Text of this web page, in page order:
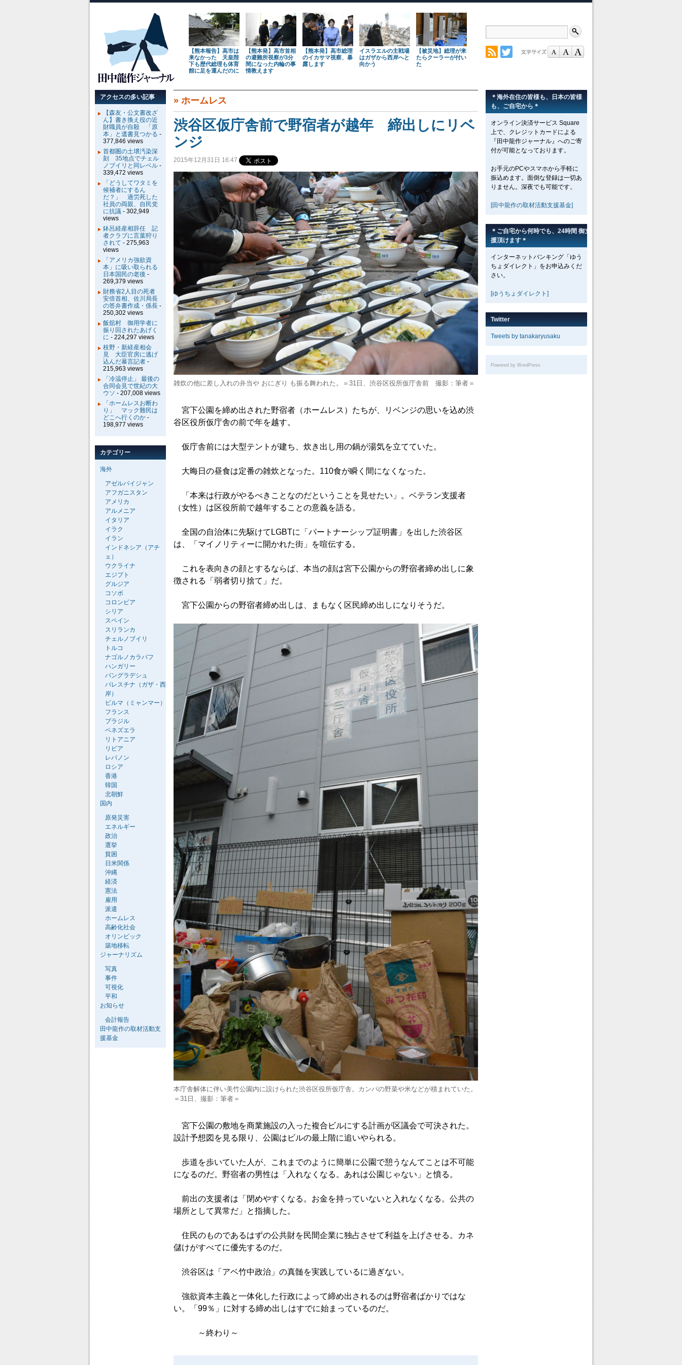
【熊本報告】高市は
来なかった 天皇陛
下も歴代総理も体育
館に足を運んだのに
【熊本発】高市首相
の避難所視察が3分
間になった内輪の事
情教えます
【熊本発】高市総理
のイカサマ視察、暴
露します
イスラエルの主戦場
はガザから西岸へと
向かう
【被災地】総理が来
たらクーラーが付い
た
» ホームレス
渋谷区仮庁舎前で野宿者が越年 締出しにリベ
ンジ
2015年12月31日 16:47
雑炊の他に差し入れの弁当や おにぎり も振る舞われた。＝31日、渋谷区役所仮庁舎前 撮影：筆者＝
宮下公園を締め出された野宿者（ホームレス）たちが、リベンジの思いを込め渋
谷区役所仮庁舎の前で年を越す。
仮庁舎前には大型テントが建ち、炊き出し用の鍋が湯気を立てていた。
大晦日の昼食は定番の雑炊となった。110食が瞬く間になくなった。
「本来は行政がやるべきことなのだということを見せたい」。ベテラン支援者
（女性）は区役所前で越年することの意義を語る。
全国の自治体に先駆けてLGBTに「パートナーシップ証明書」を出した渋谷区
は、「マイノリティーに開かれた街」を喧伝する。
これを表向きの顔とするならば、本当の顔は宮下公園からの野宿者締め出しに象
徴される「弱者切り捨て」だ。
宮下公園からの野宿者締め出しは、まもなく区民締め出しになりそうだ。
本庁舎解体に伴い美竹公園内に設けられた渋谷区役所仮庁舎。カンパの野菜や米などが積まれていた。
＝31日、撮影：筆者＝
宮下公園の敷地を商業施設の入った複合ビルにする計画が区議会で可決された。
設計予想図を見る限り、公園はビルの最上階に追いやられる。
歩道を歩いていた人が、これまでのように簡単に公園で憩うなんてことは不可能
になるのだ。野宿者の男性は「入れなくなる。あれは公園じゃない」と憤る。
前出の支援者は「閉めやすくなる。お金を持っていないと入れなくなる。公共の
場所として異常だ」と指摘した。
住民のものであるはずの公共財を民間企業に独占させて利益を上げさせる。カネ
儲けがすべてに優先するのだ。
渋谷区は「アベ竹中政治」の真髄を実践しているに過ぎない。
強欲資本主義と一体化した行政によって締め出されるのは野宿者ばかりではな
い。「99％」に対する締め出しはすでに始まっているのだ。
～終わり～
＊海外在住の皆様も、日本の皆様
も、ご自宅から＊
オンライン決済サービス Square
上で、クレジットカードによる
『田中龍作ジャーナル』へのご寄
付が可能となっております。
お手元のPCやスマホから手軽に
振込めます。面倒な登録は一切あ
りません。深夜でも可能です。
[田中龍作の取材活動支援基金]
＊ご自宅から何時でも、24時間 御支
援頂けます＊
インターネットバンキング「ゆう
ちょダイレクト」をお申込みくだ
さい。
[ゆうちょダイレクト]
Twitter
Tweets by tanakaryusaku
Powered by WordPress
アクセスの多い記事
【森友・公文書改ざ
ん】書き換え役の近
財職員が自殺 「原
本」と遺書見つかる -
377,846 views
首都圏の土壌汚染深
刻 35地点でチェル
ノブイリと同レベル -
339,472 views
「どうしてワタミを
候補者にするん
だ？」 過労死した
社員の両親、自民党
に抗議 - 302,949
views
鉢呂経産相辞任 記
者クラブに言葉狩り
されて - 275,963
views
「アメリカ強欲資
本」に吸い取られる
日本国民の老後 -
269,379 views
財務省2人目の死者
安倍首相、佐川局長
の答弁書作成・係長 -
250,302 views
飯舘村 御用学者に
振り回されたあげく
に - 224,297 views
枝野・新経産相会
見 大臣官房に逃げ
込んだ暴言記者 -
215,963 views
「冷温停止」 最後の
合同会見で世紀の大
ウソ - 207,008 views
「ホームレスお断わ
り」 マック難民は
どこへ行くのか -
198,977 views
カテゴリー
海外
アゼルバイジャン
アフガニスタン
アメリカ
アルメニア
イタリア
イラク
イラン
インドネシア（アチ
ェ）
ウクライナ
エジプト
グルジア
コソボ
コロンビア
シリア
スペイン
スリランカ
チェルノブイリ
トルコ
ナゴルノカラバフ
ハンガリー
バングラデシュ
パレスチナ（ガザ・西
岸）
ビルマ（ミャンマー）
フランス
ブラジル
ベネズエラ
リトアニア
リビア
レバノン
ロシア
香港
韓国
北朝鮮
国内
原発災害
エネルギー
政治
選挙
貧困
日米関係
沖縄
経済
憲法
雇用
派遣
ホームレス
高齢化社会
オリンピック
築地移転
ジャーナリズム
写真
事件
可視化
平和
お知らせ
会計報告
田中龍作の取材活動支
援基金